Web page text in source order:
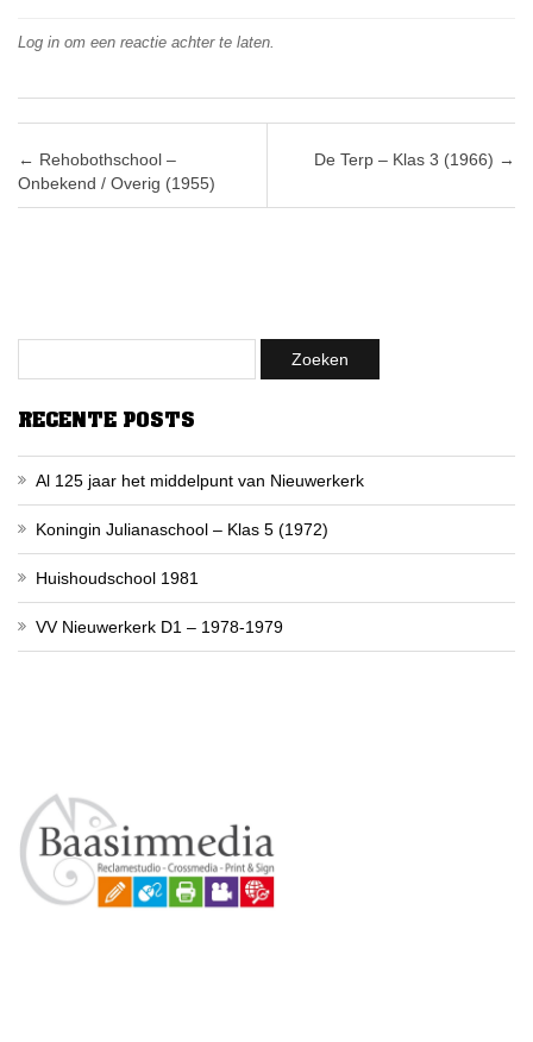
Log in om een reactie achter te laten.
Post navigation
← Rehobothschool –
Onbekend / Overig (1955)
De Terp – Klas 3 (1966) →
RECENTE POSTS
Al 125 jaar het middelpunt van Nieuwerkerk
Koningin Julianaschool – Klas 5 (1972)
Huishoudschool 1981
VV Nieuwerkerk D1 – 1978-1979